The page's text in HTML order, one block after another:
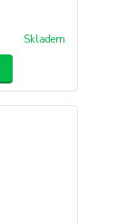
Skladem